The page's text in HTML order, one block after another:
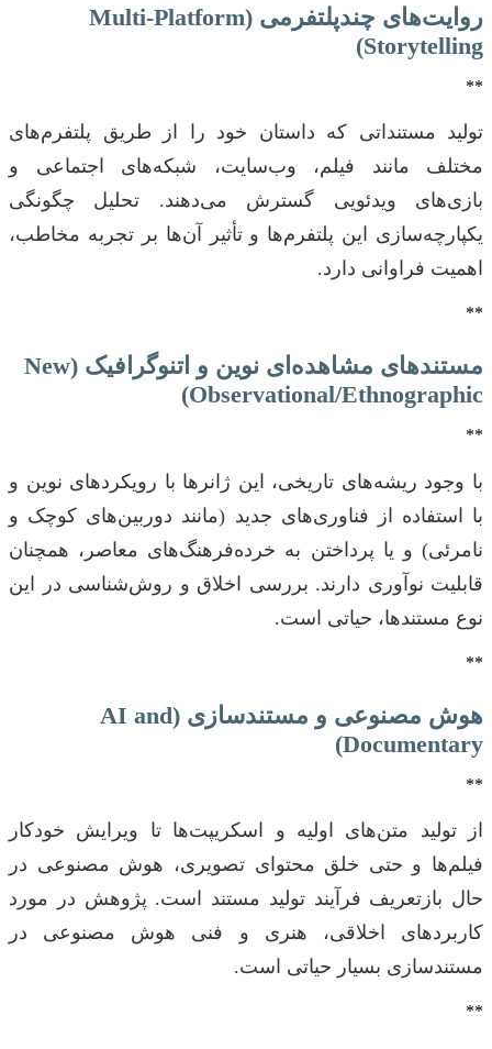
روایت‌های چندپلتفرمی (Multi-Platform
Storytelling)
**
تولید مستنداتی که داستان خود را از طریق پلتفرم‌های
مختلف مانند فیلم، وب‌سایت، شبکه‌های اجتماعی و
بازی‌های ویدئویی گسترش می‌دهند. تحلیل چگونگی
یکپارچه‌سازی این پلتفرم‌ها و تأثیر آن‌ها بر تجربه مخاطب،
اهمیت فراوانی دارد.
**
مستندهای مشاهده‌ای نوین و اتنوگرافیک (New
Observational/Ethnographic)
**
با وجود ریشه‌های تاریخی، این ژانرها با رویکردهای نوین و
با استفاده از فناوری‌های جدید (مانند دوربین‌های کوچک و
نامرئی) و یا پرداختن به خرده‌فرهنگ‌های معاصر، همچنان
قابلیت نوآوری دارند. بررسی اخلاق و روش‌شناسی در این
نوع مستندها، حیاتی است.
**
هوش مصنوعی و مستندسازی (AI and
Documentary)
**
از تولید متن‌های اولیه و اسکریپت‌ها تا ویرایش خودکار
فیلم‌ها و حتی خلق محتوای تصویری، هوش مصنوعی در
حال بازتعریف فرآیند تولید مستند است. پژوهش در مورد
کاربردهای اخلاقی، هنری و فنی هوش مصنوعی در
مستندسازی بسیار حیاتی است.
**